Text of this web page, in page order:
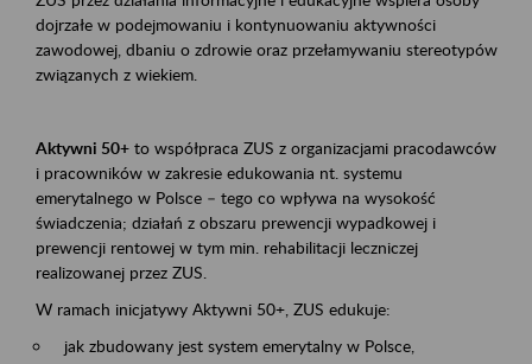
dojrzałe w podejmowaniu i kontynuowaniu aktywności
zawodowej, dbaniu o zdrowie oraz przełamywaniu stereotypów
związanych z wiekiem.
Aktywni 50+ to współpraca ZUS z organizacjami pracodawców
i pracowników w zakresie edukowania nt. systemu
emerytalnego w Polsce – tego co wpływa na wysokość
świadczenia; działań z obszaru prewencji wypadkowej i
prewencji rentowej w tym min. rehabilitacji leczniczej
realizowanej przez ZUS.
W ramach inicjatywy Aktywni 50+, ZUS edukuje:
jak zbudowany jest system emerytalny w Polsce,